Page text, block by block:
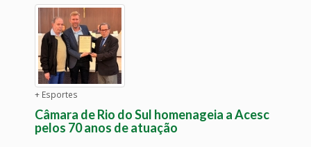
+ Esportes
Câmara de Rio do Sul homenageia a Acesc
pelos 70 anos de atuação